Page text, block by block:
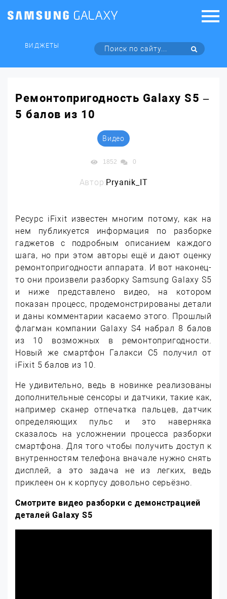
ВИДЖЕТЫ
Ремонтопригодность Galaxy S5 –
5 балов из 10
Видео
1852 0
Автор:Pryanik_IT
Ресурс iFixit известен многим потому, как на
нем публикуется информация по разборке
гаджетов с подробным описанием каждого
шага, но при этом авторы ещё и дают оценку
ремонтопригодности аппарата. И вот наконец-
то они произвели разборку Samsung Galaxy S5
и ниже представлено видео, на котором
показан процесс, продемонстрированы детали
и даны комментарии касаемо этого. Прошлый
флагман компании Galaxy S4 набрал 8 балов
из 10 возможных в ремонтопригодности.
Новый же смартфон Галакси С5 получил от
iFixit 5 балов из 10.
Не удивительно, ведь в новинке реализованы
дополнительные сенсоры и датчики, такие как,
например сканер отпечатка пальцев, датчик
определяющих пульс и это наверняка
сказалось на усложнении процесса разборки
смартфона. Для того чтобы получить доступ к
внутренностям телефона вначале нужно снять
дисплей, а это задача не из легких, ведь
приклеен он к корпусу довольно серьёзно.
Смотрите видео разборки с демонстрацией
деталейGalaxyS5